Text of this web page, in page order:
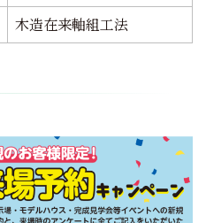
木造在来軸組工法